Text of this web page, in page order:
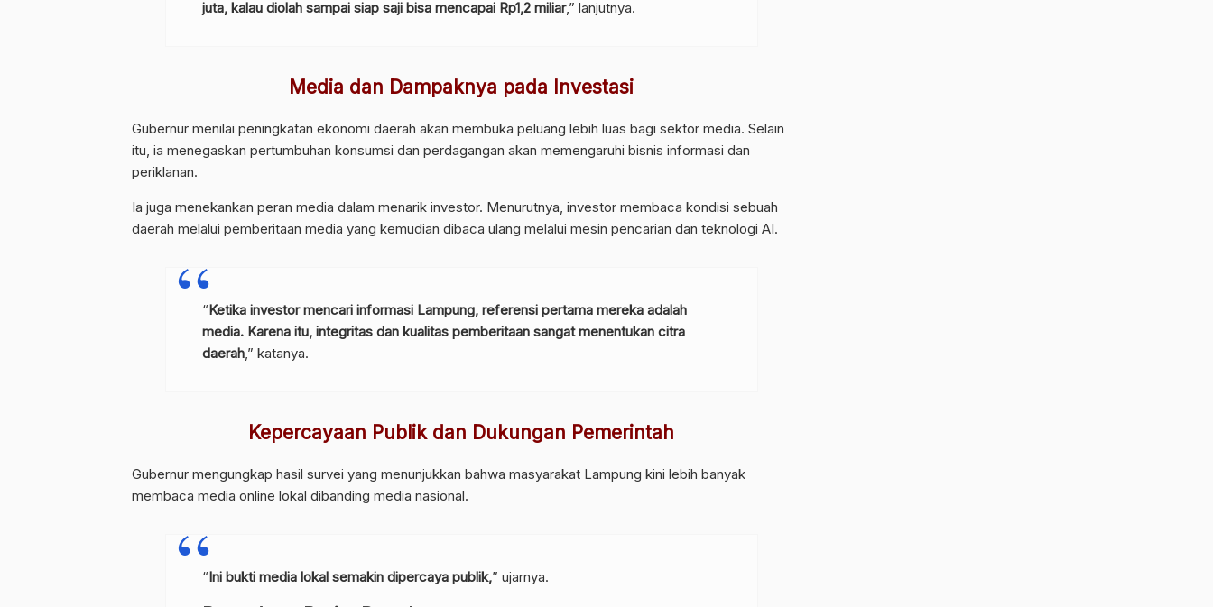
juta, kalau diolah sampai siap saji bisa mencapai Rp1,2 miliar,” lanjutnya.
Media dan Dampaknya pada Investasi
Gubernur menilai peningkatan ekonomi daerah akan membuka peluang lebih luas bagi sektor media. Selain
itu, ia menegaskan pertumbuhan konsumsi dan perdagangan akan memengaruhi bisnis informasi dan
periklanan.
Ia juga menekankan peran media dalam menarik investor. Menurutnya, investor membaca kondisi sebuah
daerah melalui pemberitaan media yang kemudian dibaca ulang melalui mesin pencarian dan teknologi AI.
“Ketika investor mencari informasi Lampung, referensi pertama mereka adalah
media. Karena itu, integritas dan kualitas pemberitaan sangat menentukan citra
daerah,” katanya.
Kepercayaan Publik dan Dukungan Pemerintah
Gubernur mengungkap hasil survei yang menunjukkan bahwa masyarakat Lampung kini lebih banyak
membaca media online lokal dibanding media nasional.
“Ini bukti media lokal semakin dipercaya publik,” ujarnya.